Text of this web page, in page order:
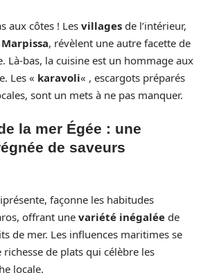
aux côtes ! Les villages de l’intérieur,
Marpissa, révèlent une autre facette de
Là-bas, la cuisine est un hommage aux
Les « karavoli« , escargots préparés
sont un mets à ne pas manquer.
la mer Égée : une
de saveurs
façonne les habitudes
offrant une variété inégalée de
de mer. Les influences maritimes se
de plats qui célèbre les
locale.